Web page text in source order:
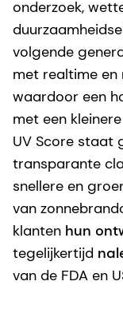
onderzoek,
volgende
met realtime en
waardoor een
met een
UV Score staat
transparante
snellere en
van
klanten hun
tegelijkertijd
van de FDA en